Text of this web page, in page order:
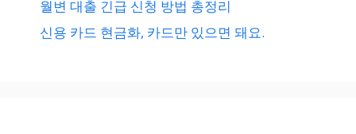
월변 대출 긴급 신청 방법 총정리
신용 카드 현금화, 카드만 있으면 돼요.